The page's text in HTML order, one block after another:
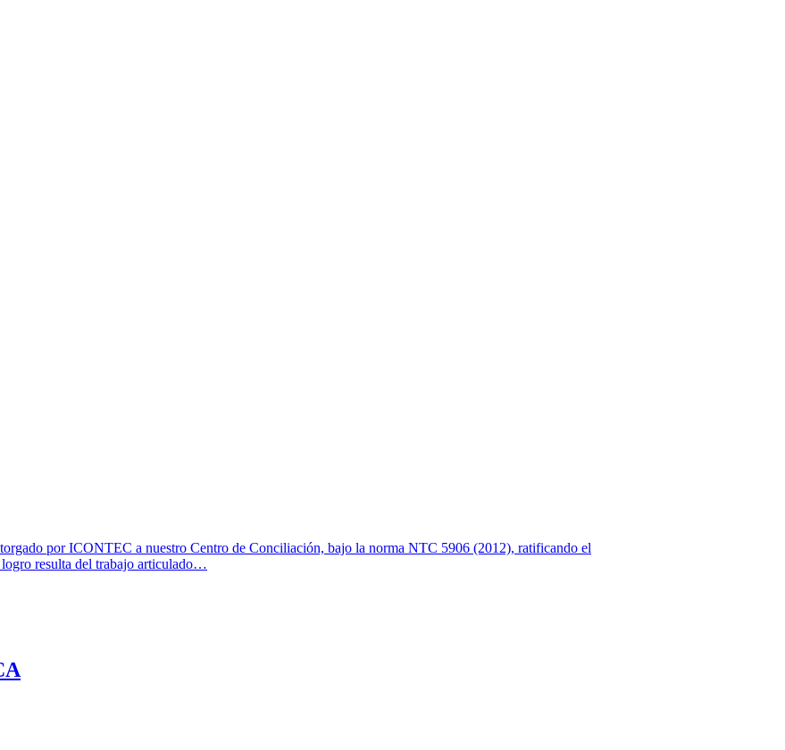
por ICONTEC a nuestro Centro de Conciliación, bajo la norma NTC 5906 (2012), ratificando el
logro resulta del trabajo articulado…